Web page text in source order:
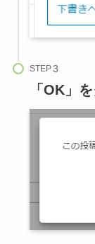
STEP
「OK」